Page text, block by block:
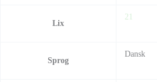
Lix
21
Sprog
Dansk